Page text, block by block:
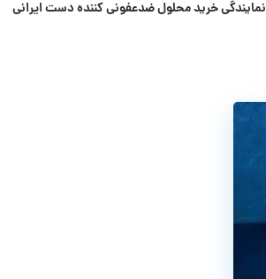
نمایندگی خرید محلول ضدعفونی کننده دست ایرانی